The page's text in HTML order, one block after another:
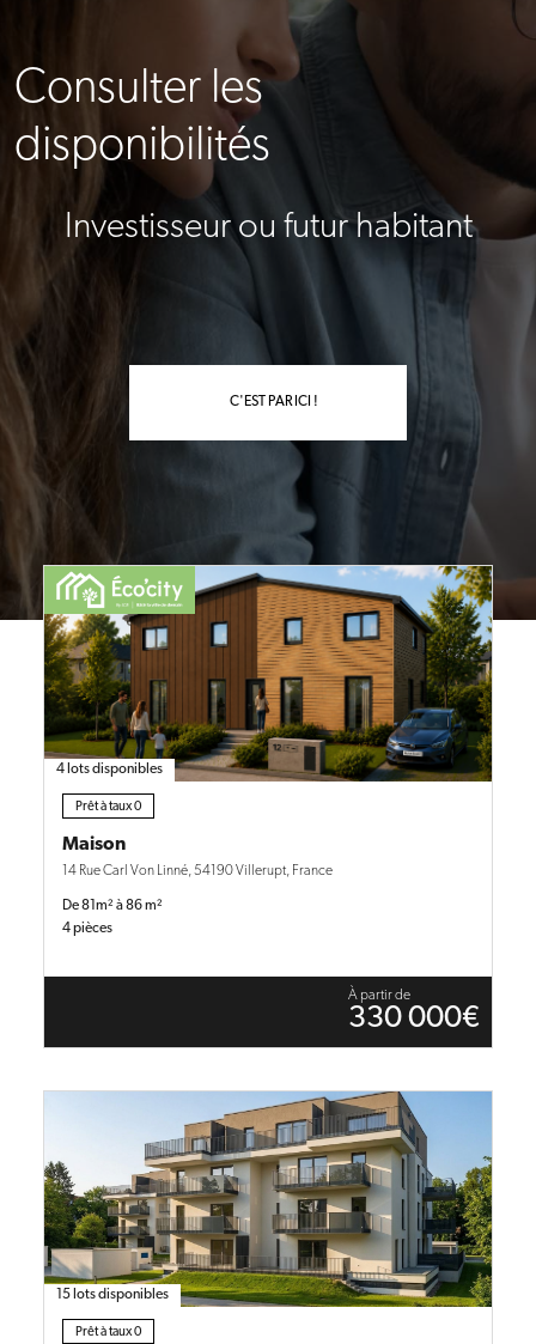
Consulter les
disponibilités
Investisseur ou futur habitant
C'EST PAR ICI !
4 lots disponibles
Prêt à taux 0
Maison
14 Rue Carl Von Linné, 54190 Villerupt, France
De 81m² à 86 m²
4 pièces
À partir de
330 000€
15 lots disponibles
Prêt à taux 0